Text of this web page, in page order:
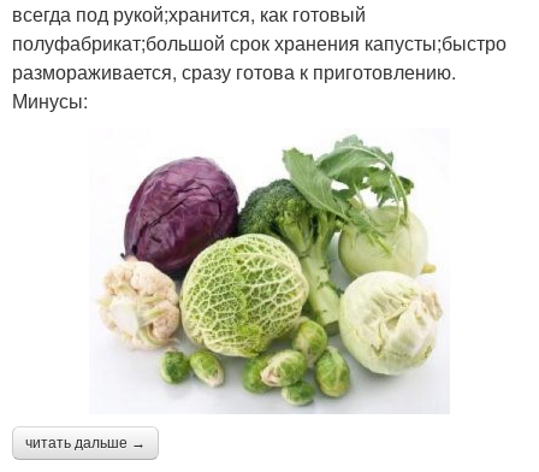
всегда под рукой;хранится, как готовый
полуфабрикат;большой срок хранения капусты;быстро
размораживается, сразу готова к приготовлению.
Минусы:
читать дальше →